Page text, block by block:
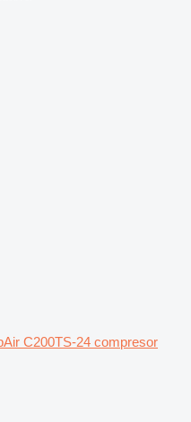
C200TS-24 compresor